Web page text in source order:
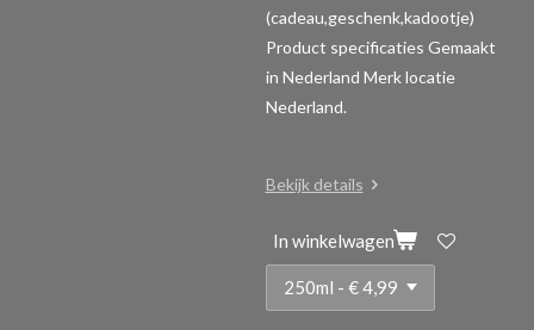
(cadeau,geschenk,kadootje)
Product specificaties Gemaakt
in Nederland Merk locatie
Nederland.
Bekijk details
In winkelwagen